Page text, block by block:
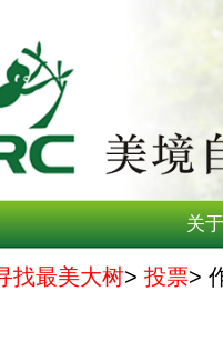
关
找最美大树> 投票>